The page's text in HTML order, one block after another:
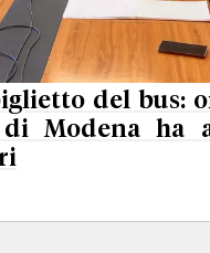
del bus:
Modena ha